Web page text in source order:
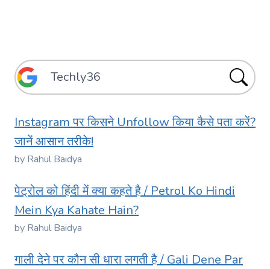
Instagram पर किसने Unfollow किया कैसे पता करें?
जानें आसान तरीके!
by Rahul Baidya
पेट्रोल को हिंदी में क्या कहते है / Petrol Ko Hindi
Mein Kya Kahate Hain?
by Rahul Baidya
गाली देने पर कौन सी धारा लगती है / Gali Dene Par